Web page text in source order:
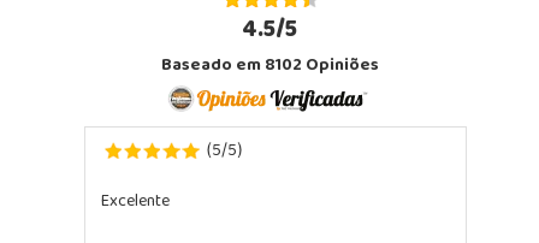
4.5/5
Baseado em 8102 Opiniões
(5/5)
Excelente